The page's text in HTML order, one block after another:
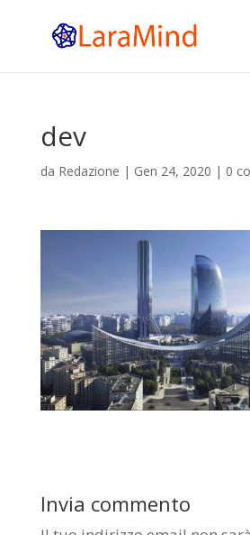
dev
da Redazione | Gen 24, 2020 | 0
Invia commento